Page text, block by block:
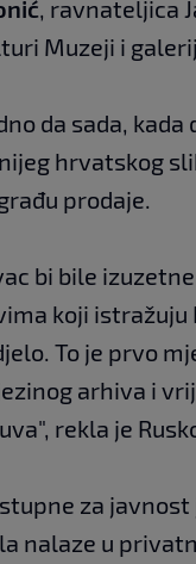
, ravnateljica
Muzeji i
da sada, kada
hrvatskog
prodaje.
bi bile
koji istražuju
To je prvo
arhiva i
rekla je
za javnost
nalaze u